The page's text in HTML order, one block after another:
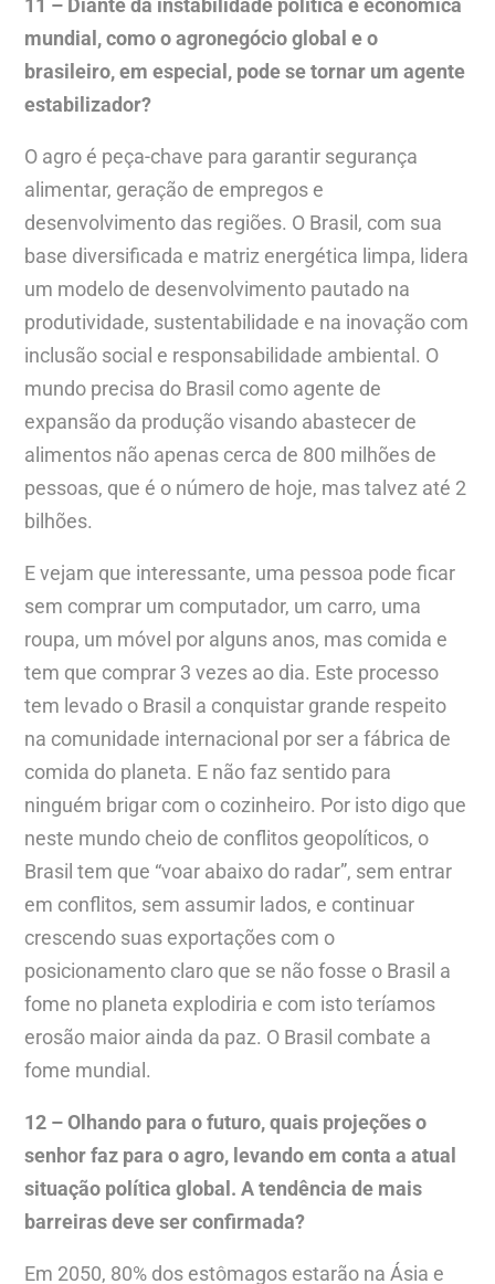
11 – Diante da instabilidade política e econômica
mundial, como o agronegócio global e o
brasileiro, em especial, pode se tornar um agente
estabilizador?
O agro é peça-chave para garantir segurança
alimentar, geração de empregos e
desenvolvimento das regiões. O Brasil, com sua
base diversificada e matriz energética limpa, lidera
um modelo de desenvolvimento pautado na
produtividade, sustentabilidade e na inovação com
inclusão social e responsabilidade ambiental. O
mundo precisa do Brasil como agente de
expansão da produção visando abastecer de
alimentos não apenas cerca de 800 milhões de
pessoas, que é o número de hoje, mas talvez até 2
bilhões.
E vejam que interessante, uma pessoa pode ficar
sem comprar um computador, um carro, uma
roupa, um móvel por alguns anos, mas comida e
tem que comprar 3 vezes ao dia. Este processo
tem levado o Brasil a conquistar grande respeito
na comunidade internacional por ser a fábrica de
comida do planeta. E não faz sentido para
ninguém brigar com o cozinheiro. Por isto digo que
neste mundo cheio de conflitos geopolíticos, o
Brasil tem que “voar abaixo do radar”, sem entrar
em conflitos, sem assumir lados, e continuar
crescendo suas exportações com o
posicionamento claro que se não fosse o Brasil a
fome no planeta explodiria e com isto teríamos
erosão maior ainda da paz. O Brasil combate a
fome mundial.
12 – Olhando para o futuro, quais projeções o
senhor faz para o agro, levando em conta a atual
situação política global. A tendência de mais
barreiras deve ser confirmada?
Em 2050, 80% dos estômagos estarão na Ásia e